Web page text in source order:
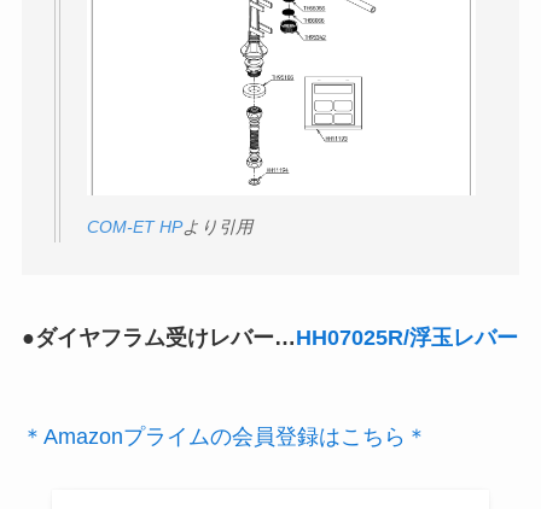
COM-ET HPより引用
●ダイヤフラム受けレバー…HH07025R/浮玉レバー
＊Amazonプライムの会員登録はこちら＊